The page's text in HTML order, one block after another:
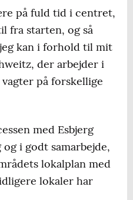
på fuld tid i centret,
fra starten, og så
kan i forhold til mit
der arbejder i
på forskellige
med Esbjerg
i godt samarbejde,
lokalplan med
lokaler har